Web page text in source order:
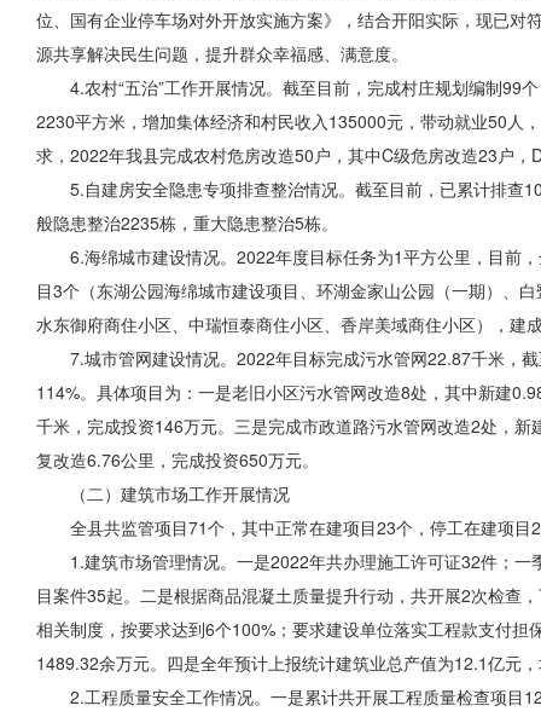
位、国有企业停车场对外开放实施方案》，结合开阳实际，现已
源共享解决民生问题，提升群众幸福感、满意度。
4.农村“五治”工作开展情况。截至目前，完成村庄规划编制99
2230平方米，增加集体经济和村民收入135000元，带动就业50人
求，2022年我县完成农村危房改造50户，其中C级危房改造23户，
5.自建房安全隐患专项排查整治情况。截至目前，已累计排查
般隐患整治2235栋，重大隐患整治5栋。
6.海绵城市建设情况。2022年度目标任务为1平方公里，目前
目3个（东湖公园海绵城市建设项目、环湖金家山公园（一期）、
水东御府商住小区、中瑞恒泰商住小区、香岸美域商住小区），
7.城市管网建设情况。2022年目标完成污水管网22.87千米，
114%。具体项目为：一是老旧小区污水管网改造8处，其中新建
千米，完成投资146万元。三是完成市政道路污水管网改造2处，新
复改造6.76公里，完成投资650万元。
（二）建筑市场工作开展情况
全县共监管项目71个，其中正常在建项目23个，停工在建项
1.建筑市场管理情况。一是2022年共办理施工许可证32件；一
目案件35起。二是根据商品混凝土质量提升行动，共开展2次检查
相关制度，按要求达到6个100%；要求建设单位落实工程款支付
1489.32余万元。四是全年预计上报统计建筑业总产值为12.1亿元
2.工程质量安全工作情况。一是累计共开展工程质量检查项目